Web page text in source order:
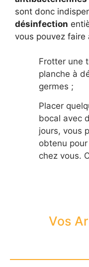
sont donc
désinfection
vous pouvez faire
Frotter une
planche à
germes ;
Placer
bocal avec
jours, vous
obtenu
chez vous.
Vos